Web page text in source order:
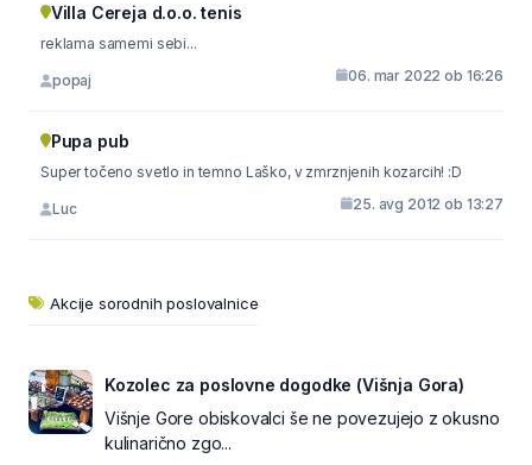
Villa Cereja d.o.o. tenis
reklama samemi sebi...
popaj 06. mar 2022 ob 16:26
Pupa pub
Super točeno svetlo in temno Laško, v zmrznjenih kozarcih! :D
Luc 25. avg 2012 ob 13:27
Akcije sorodnih poslovalnice
Kozolec za poslovne dogodke (Višnja Gora)
Višnje Gore obiskovalci še ne povezujejo z okusno
kulinarično zgo...